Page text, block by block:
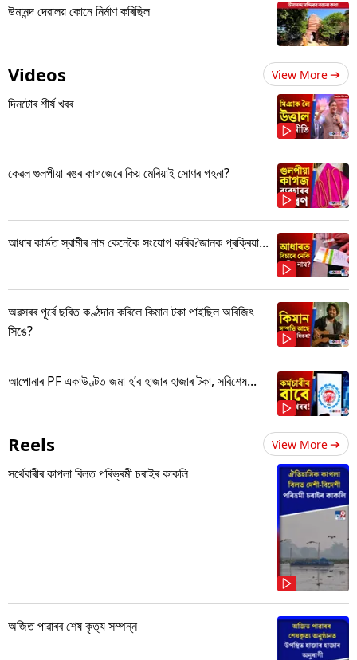
উমানন্দ দেৱালয় কোনে নিৰ্মাণ কৰিছিল
Videos View More
দিনটোৰ শীৰ্ষ খবৰ
কেৱল গুলপীয়া ৰঙৰ কাগজেৰে কিয় মেৰিয়াই সোণৰ গহনা?
আধাৰ কাৰ্ডত স্বামীৰ নাম কেনেকৈ সংযোগ কৰিব?জানক প্ৰক্ৰিয়া...
অৱসৰৰ পূৰ্বে ছবিত কণ্ঠদান কৰিলে কিমান টকা পাইছিল অৰিজিৎ
সিঙে?
আপোনাৰ PF একাউণ্টত জমা হ’ব হাজাৰ হাজাৰ টকা, সবিশেষ...
Reels View More
সৰ্থেবাৰীৰ কাপলা বিলত পৰিভ্ৰমী চৰাইৰ কাকলি
অজিত পাৱাৰৰ শেষ কৃত্য সম্পন্ন